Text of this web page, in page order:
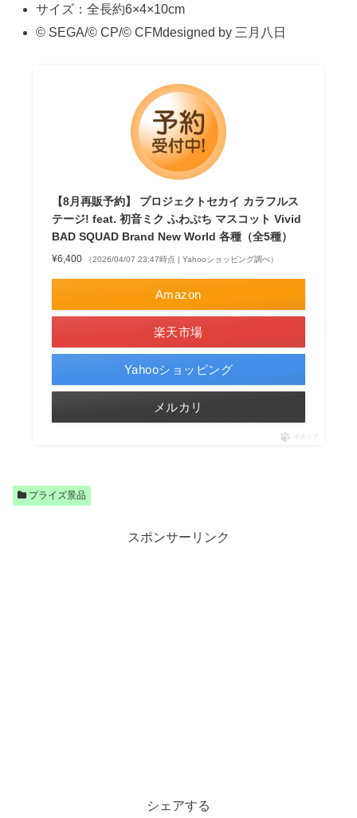
サイズ：全長約6×4×10cm
© SEGA/© CP/© CFMdesigned by 三月八日
【8月再販予約】 プロジェクトセカイ カラフルス
テージ! feat. 初音ミク ふわぷち マスコット Vivid
BAD SQUAD Brand New World 各種（全5種）
¥6,400 （2026/04/07 23:47時点 | Yahooショッピング調べ）
Amazon
楽天市場
Yahooショッピング
メルカリ
ポチップ
プライズ景品
スポンサーリンク
シェアする